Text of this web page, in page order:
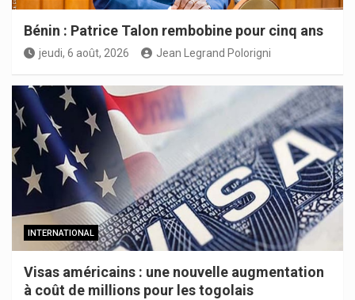
Bénin : Patrice Talon rembobine pour cinq ans
jeudi, 6 août, 2026 Jean Legrand Polorigni
INTERNATIONAL
Visas américains : une nouvelle augmentation
à coût de millions pour les togolais